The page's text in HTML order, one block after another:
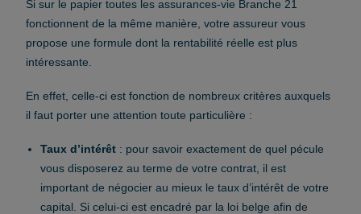
Si sur le papier toutes les assurances-vie Branche 21
fonctionnent de la même manière, votre assureur vous
propose une formule dont la rentabilité réelle est plus
intéressante.
En effet, celle-ci est fonction de nombreux critères auxquels
il faut porter une attention toute particulière :
Taux d’intérêt : pour savoir exactement de quel pécule
vous disposerez au terme de votre contrat, il est
important de négocier au mieux le taux d’intérêt de votre
capital. Si celui-ci est encadré par la loi belge afin de